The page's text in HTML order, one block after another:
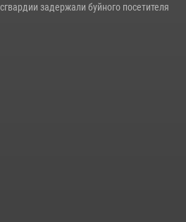
задержали буйного посетителя